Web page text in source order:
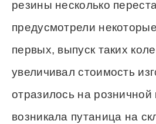
резины несколько
предусмотрели
первых, выпуск таких
увеличивал стоимость
отразилось на
возникала путаница на